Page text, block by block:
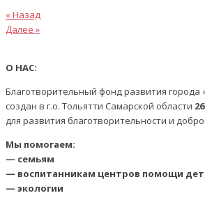
Навигация
по
записям
Предыдущая
статья
« Назад
Следующая
Далее »
О НАС:
Благотворительный фонд развития города
создан в г.о. Тольятти Самарской области
для развития благотворительности и
Мы помогаем:
— семьям
— воспитанникам центров помощи
— экологии